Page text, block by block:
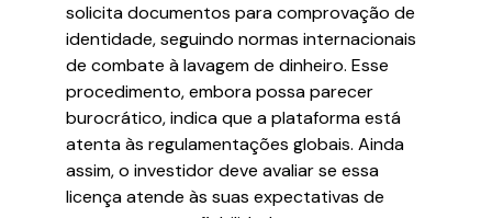
solicita documentos para comprovação de
identidade, seguindo normas internacionais
de combate à lavagem de dinheiro. Esse
procedimento, embora possa parecer
burocrático, indica que a plataforma está
atenta às regulamentações globais. Ainda
assim, o investidor deve avaliar se essa
licença atende às suas expectativas de